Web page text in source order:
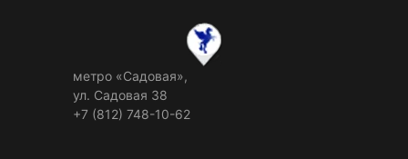
метро «Садовая»,
ул. Садовая 38
+7 (812) 748-10-62